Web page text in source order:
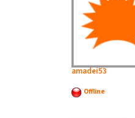
amadei53
Offline